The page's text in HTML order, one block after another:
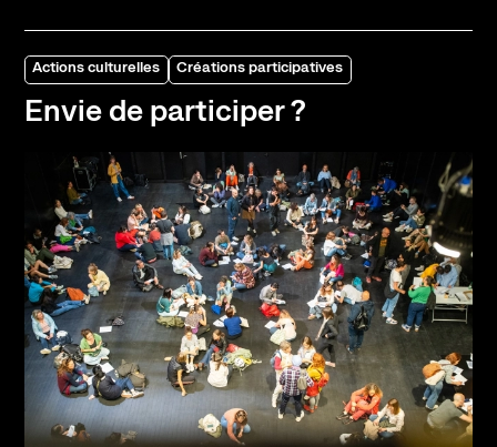
Actions culturelles Créations participatives
Envie de participer ?